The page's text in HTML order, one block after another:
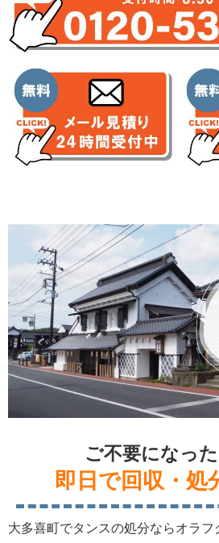
ご不要になっ
即日で回収・処
大多喜町でタンスの処分ならオラフ